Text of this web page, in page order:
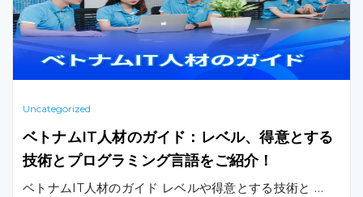
Uncategorized
ベトナムIT人材のガイド：レベル、得意とする
技術とプログラミング言語をご紹介！
ベトナムIT人材のガイド レベルや得意とする技術と …